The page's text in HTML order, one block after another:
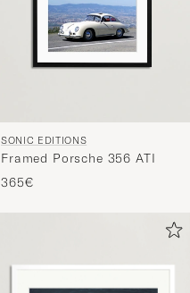
SONIC EDITIONS
Framed Porsche 356 ATI
365€